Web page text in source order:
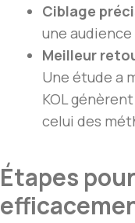
Ciblage
une
Meilleur
Une étude a
KOL génèrent
celui des
Étapes